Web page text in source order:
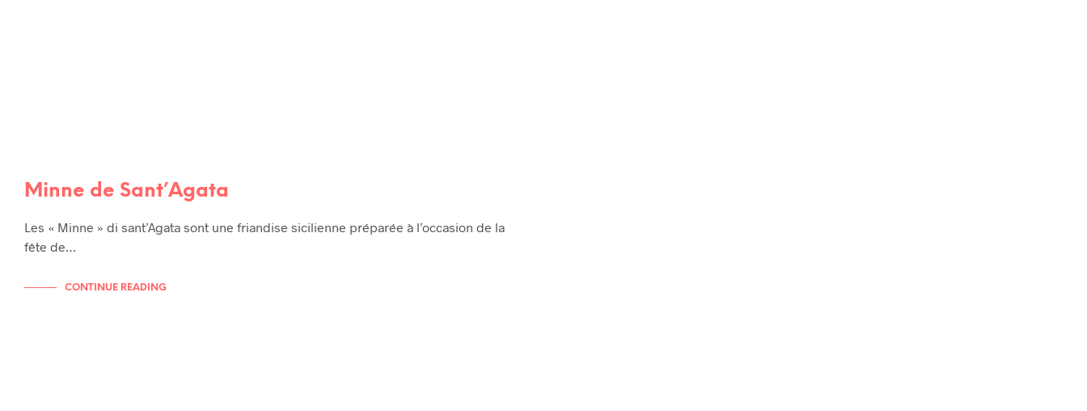
Minne de Sant’Agata
Les « Minne » di sant’Agata sont une friandise sicilienne préparée à l’occasion de la
fête de…
CONTINUE READING